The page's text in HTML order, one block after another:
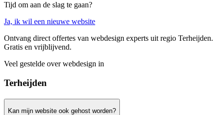
Tijd om aan de slag te gaan?
Ja, ik wil een nieuwe website
Ontvang direct offertes van webdesign experts uit regio Terheijden.
Gratis en vrijblijvend.
Veel gestelde over webdesign in
Terheijden
Kan mijn website ook gehost worden?